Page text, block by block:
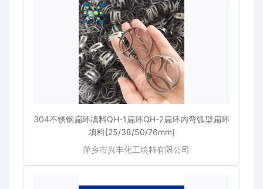
304不锈钢扁环填料QH-1扁环QH-2扁环内弯弧型扁环
填料[25/38/50/76mm]
萍乡市兴丰化工填料有限公司